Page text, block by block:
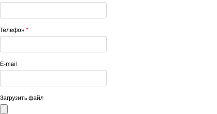
Телефон *
E-mail
Загрузить файл